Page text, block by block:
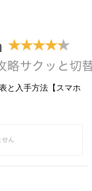
と入手方法【スマホ